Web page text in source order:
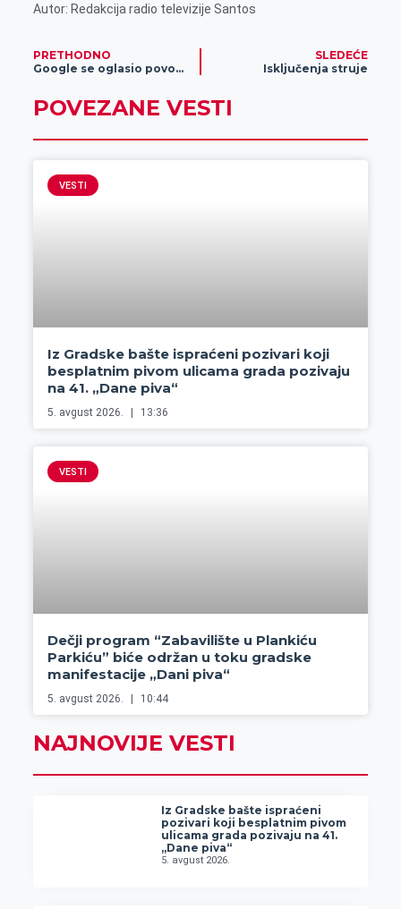
Autor: Redakcija radio televizije Santos
PRETHODNO
Google se oglasio povodom problema koji je trajao pet sati
SLEDEĆE
Isključenja struje
POVEZANE VESTI
VESTI
Iz Gradske bašte ispraćeni pozivari koji
besplatnim pivom ulicama grada pozivaju
na 41. „Dane piva“
5. avgust 2026. 13:36
VESTI
Dečji program “Zabavilište u Plankiću
Parkiću” biće održan u toku gradske
manifestacije „Dani piva“
5. avgust 2026. 10:44
NAJNOVIJE VESTI
Iz Gradske bašte ispraćeni
pozivari koji besplatnim pivom
ulicama grada pozivaju na 41.
„Dane piva“
5. avgust 2026.